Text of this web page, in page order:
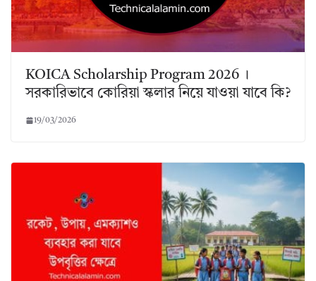
KOICA Scholarship Program 2026 ।
সরকারিভাবে কোরিয়া স্কলার নিয়ে যাওয়া যাবে কি?
19/03/2026